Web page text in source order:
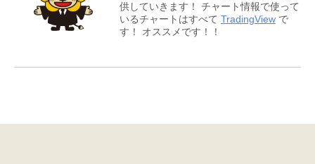
供していきます！ チャート情報で使って
いるチャートはすべて TradingView で
す！ オススメです！！